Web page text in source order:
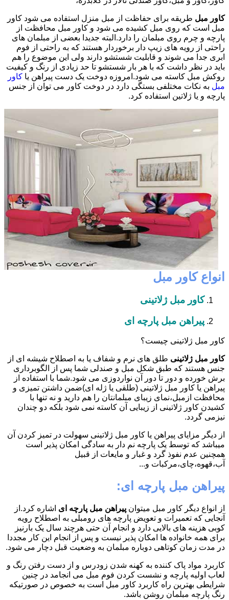
کاور مبل طریقه برای حفاظت از مبل منزل استفاده می شود کاور
مبل است که روی مبل کشیده می شود و کاور مبل محافظت از
پارچه و چرم روی مبلمان را دارد.البته جدیدا بعضی از مبلمان های
راحتی از رویه های زیپ دار برخوردار هستند که به راحتی از فوم
ابری جدا می شوند و قابلیت شستشو دارند ولی این موضوع را هم
باید در نظر داشت که با هر بار شستشو تا حد زیادی از رنگ و کیفیت
روکش مبل کاسته می شود.امروزه دوخت یک دست پیراهن یا کاور
مبل به نکات مختلفی بستگی دارد در دوخت کاور می توان از جنس
پارچه و یا ژلاتین استفاده کرد.
انواع کاور مبل
کاور مبل ژلاتینی
پیراهن مبل پارچه ای
کاور مبل ژلاتینی چیست؟
کاور مبل ژلاتینی طلق های نرم و شفاف یا به اصطلاح شیشه ای از
جنس هستند که طبق شکل مبل و صندلی شما پس از الگوبرداری
برش خورده و دور تا دور آن نواردوزی می شود.شما با استفاده از
پیراهن یا کاور مبل ژلاتینی (طلقی یا ژله ای)ضمن داشتن تمیزی و
محافظت ازمبل،نمای زیبای مبلمانتان را هم دارید و نه تنها با
کشیدن کاور ژلاتینی از زیبایی آن کاسته نمی شود بلکه دو چندان
نیزمی گردد.
از دیگر مزایای پیراهن یا کاور مبل ژلاتینی سهولت در تمیز کردن آن
میباشد که توسط یک پارچه نم دار به سادگی امکان پذیر است
همچنین عدم نفوذ گرد و غبار و مایعات از قبیل
آب،قهوه،چای،مرکبات و...
پیراهن مبل پارچه ای:
از انواع دیگر کاور مبل میتوان پیراهن مبل پارچه ای اشاره کرد.از
آنجایی که تعمیرات و تعویض پارچه های رومبلی به اصطلاح رویه
کوبی هزینه های بالایی دارد و انجام آن حتی هرچند سال یک بارنیز
برای همه خانواده ها امکان پذیر نیست و پس از انجام این کار مجددا
در مدت زمان کوتاهی دوباره مبلمان به وضعیت قبل دچار می شود.
کاربرد مواد پاک کننده به کهنه شدن زودرس و از دست رفتن رنگ و
لعاب اولیه پارچه و نشست کردن فوم مبل می انجامد در چنین
شرایطی بهترین راه کاربرد کاور مبل است به خصوص در صورتیکه
رنگ پارچه مبلمان روشن باشد.